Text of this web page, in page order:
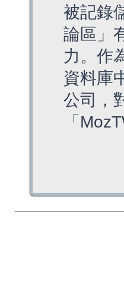
被記錄
論區」
力。作
資料庫
公司，
「